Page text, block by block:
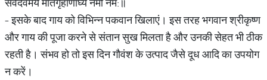
सर्वदेवमये मातर्गृहाणार्घ्य नमो नम:॥
- इसके बाद गाय को विभिन्न पकवान खिलाएं। इस तरह भगवान श्रीकृष्ण
और गाय की पूजा करने से संतान सुख मिलता है और उनकी सेहत भी ठीक
रहती है। संभव हो तो इस दिन गौवंश के उत्पाद जैसे दूध आदि का उपयोग
न करें।